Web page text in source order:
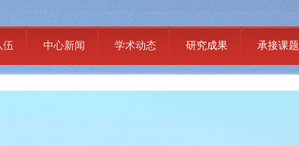
伍 中心新闻 学术动态 研究成果 承接课题